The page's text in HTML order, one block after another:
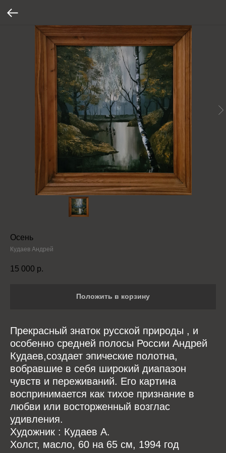
Осень
Кудаев Андрей
15 000 р.
Положить в корзину
Прекрасный знаток русской природы , и
особенно средней полосы России Андрей
Кудаев,создает эпические полотна,
вобравшие в себя широкий диапазон
чувств и переживаний. Его картина
воспринимается как тихое признание в
любви или восторженный возглас
удивления.
Художник : Кудаев А.
Холст, масло, 60 на 65 см, 1994 год